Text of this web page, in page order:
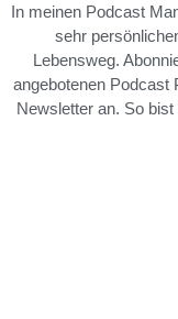
In meinen Podcast
sehr
Lebensweg.
angebotenen Podcast
Newsletter an. So